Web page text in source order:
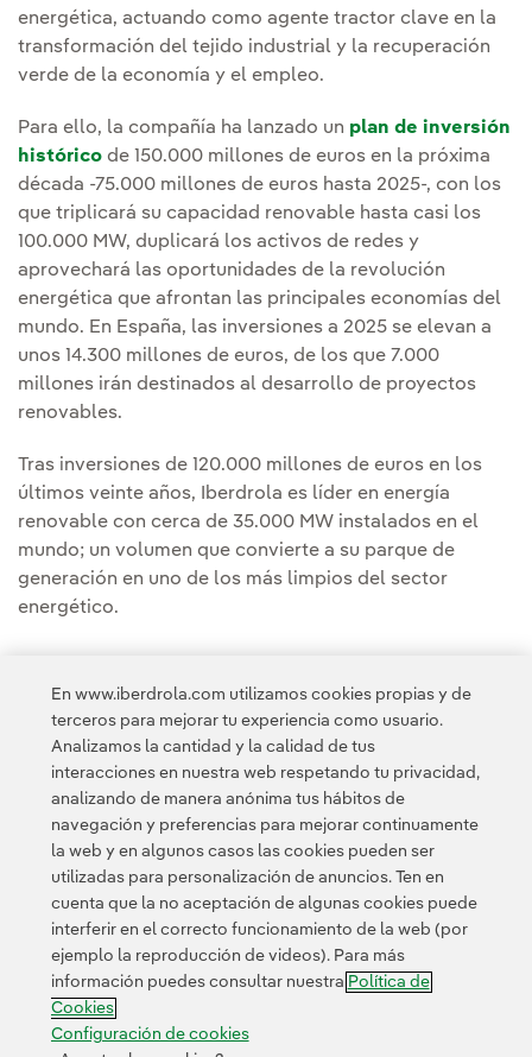
energética, actuando como agente tractor clave en la
transformación del tejido industrial y la recuperación
verde de la economía y el empleo.
Para ello, la compañía ha lanzado un plan de inversión
histórico de 150.000 millones de euros en la próxima
década -75.000 millones de euros hasta 2025-, con los
que triplicará su capacidad renovable hasta casi los
100.000 MW, duplicará los activos de redes y
aprovechará las oportunidades de la revolución
energética que afrontan las principales economías del
mundo. En España, las inversiones a 2025 se elevan a
unos 14.300 millones de euros, de los que 7.000
millones irán destinados al desarrollo de proyectos
renovables.
Tras inversiones de 120.000 millones de euros en los
últimos veinte años, Iberdrola es líder en energía
renovable con cerca de 35.000 MW instalados en el
mundo; un volumen que convierte a su parque de
generación en uno de los más limpios del sector
energético.
Acceso a información legal
Contacta Clientes Política de Privacidad Información legal
Transparencia en el uso de la IA Política de cookies
Configuración de cookies Accesibilidad Canal de denuncias
En www.iberdrola.com utilizamos cookies propias y de
terceros para mejorar tu experiencia como usuario.
Analizamos la cantidad y la calidad de tus
interacciones en nuestra web respetando tu privacidad,
analizando de manera anónima tus hábitos de
navegación y preferencias para mejorar continuamente
la web y en algunos casos las cookies pueden ser
utilizadas para personalización de anuncios. Ten en
cuenta que la no aceptación de algunas cookies puede
interferir en el correcto funcionamiento de la web (por
ejemplo la reproducción de videos). Para más
información puedes consultar nuestra Política de
Cookies
Configuración de cookies